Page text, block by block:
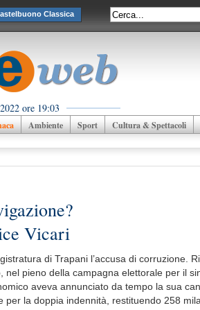
Classica
ore 19:03
Ambiente Sport Cultura & Spettacoli
Vicari
di Trapani l’accusa di corruzione.
pieno della campagna elettorale per il
aveva annunciato da tempo la sua
per la doppia indennità, restituendo 258